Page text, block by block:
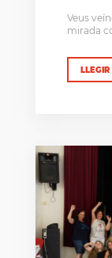
Veus
mirada
LLEGIR